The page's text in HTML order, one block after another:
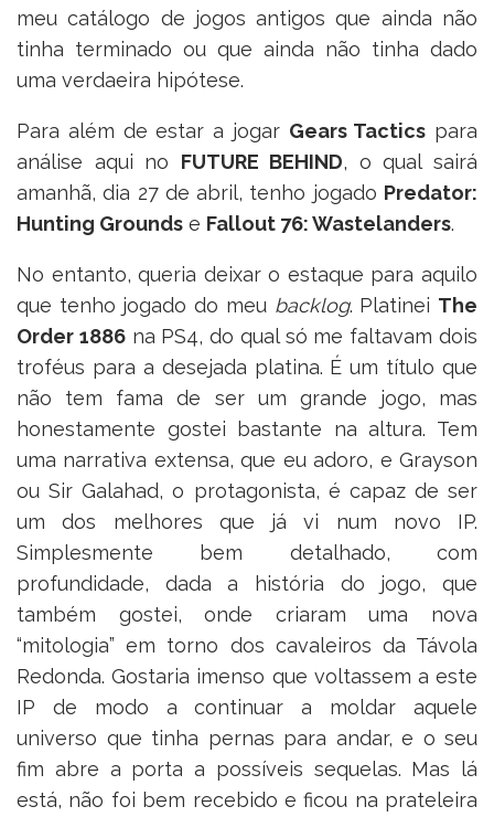
meu catálogo de jogos antigos que ainda não
tinha terminado ou que ainda não tinha dado
uma verdaeira hipótese.
Para além de estar a jogar Gears Tactics para
análise aqui no FUTURE BEHIND, o qual sairá
amanhã, dia 27 de abril, tenho jogado Predator:
Hunting Grounds e Fallout 76: Wastelanders.
No entanto, queria deixar o estaque para aquilo
que tenho jogado do meu backlog. Platinei The
Order 1886na PS4, do qual só me faltavam dois
troféus para a desejada platina. É um título que
não tem fama de ser um grande jogo, mas
honestamente gostei bastante na altura. Tem
uma narrativa extensa, que eu adoro, e Grayson
ou Sir Galahad, o protagonista, é capaz de ser
um dos melhores que já vi num novo IP.
Simplesmente bem detalhado, com
profundidade, dada a história do jogo, que
também gostei, onde criaram uma nova
“mitologia” em torno dos cavaleiros da Távola
Redonda. Gostaria imenso que voltassem a este
IP de modo a continuar a moldar aquele
universo que tinha pernas para andar, e o seu
fim abre a porta a possíveis sequelas. Mas lá
está, não foi bem recebido e ficou na prateleira